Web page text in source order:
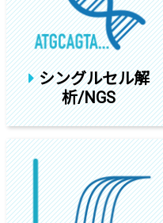
シングルセル解
析/NGS